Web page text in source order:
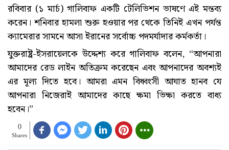
রবিবার (১ মার্চ) গালিবাফ একটি টেলিভিশন ভাষণে এই মন্তব্য
করেন। শনিবার হামলা শুরু হওয়ার পর থেকে তিনিই এখন পর্যন্ত
ক্যামেরার সামনে আসা ইরানের সর্বোচ্চ পদমর্যাদার কর্মকর্তা।
যুক্তরাষ্ট্র-ইসরায়েলকে উদ্দেশ্য করে গালিবাফ বলেন, “আপনারা
আমাদের রেড লাইন অতিক্রম করেছেন এবং আপনাদের অবশ্যই
এর মূল্য দিতে হবে। আমরা এমন বিধ্বংসী আঘাত হানব যে
আপনারা নিজেরাই আমাদের কাছে ক্ষমা ভিক্ষা করতে বাধ্য
হবেন।”
0
Shares